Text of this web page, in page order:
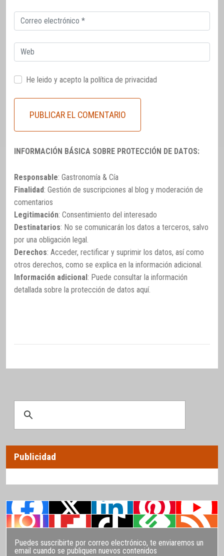
Correo
electrónico
Web
He leido y acepto la política de privacidad
INFORMACIÓN BÁSICA SOBRE PROTECCIÓN DE DATOS:
Responsable: Gastronomía & Cía
Finalidad: Gestión de suscripciones al blog y moderación de
comentarios
Legitimación: Consentimiento del interesado
Destinatarios: No se comunicarán los datos a terceros, salvo
por una obligación legal.
Derechos: Acceder, rectificar y suprimir los datos, así como
otros derechos, como se explica en la información adicional.
Información adicional: Puede consultar la información
detallada sobre la protección de datos aquí.
Publicidad
Puedes suscribirte por correo electrónico, te enviaremos un
email cuando se publiquen nuevos contenidos